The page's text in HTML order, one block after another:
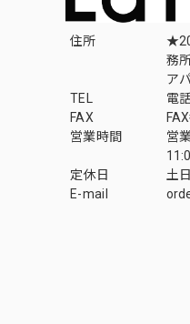
住所
務
ア
TEL
電
FAX
営業時間
営
定休日
土
E-mail